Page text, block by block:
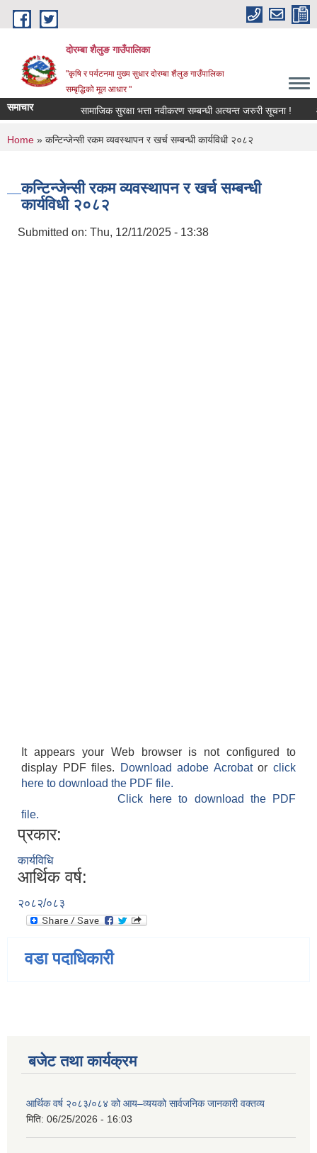
Skip to main content
दोरम्बा शैलुङ गाउँपालिका
"कृषि र पर्यटनमा मुख्य सुधार दोरम्बा शैलुङ गाउँपालिका
सम्बृद्धिको मूल आधार "
समाचार सामाजिक सुरक्षा भत्ता नवीकरण सम्बन्धी अत्यन्त जरुरी सूचना !
You are here
Home » कन्टिन्जेन्सी रकम व्यवस्थापन र खर्च सम्बन्धी कार्यविधी २०८२
कन्टिन्जेन्सी रकम व्यवस्थापन र खर्च सम्बन्धी
कार्यविधी २०८२
Submitted on: Thu, 12/11/2025 - 13:38
It appears your Web browser is not configured to
display PDF files.
Download adobe Acrobatorclick
here to download the PDF file.
Click here to download the PDF
file.
प्रकार:
कार्यविधि
आर्थिक वर्ष:
२०८२/०८३
वडा पदाधिकारी
बजेट तथा कार्यक्रम
आर्थिक वर्ष २०८३/०८४ को आय–व्ययको सार्वजनिक जानकारी वक्तव्य
मिति: 06/25/2026 - 16:03